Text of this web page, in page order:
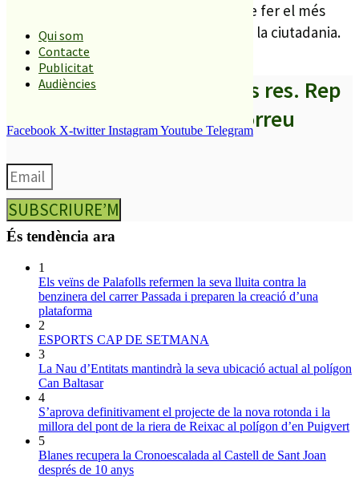
Qui som
Contacte
Publicitat
Audiències
Facebook X-twitter InstagramYoutube Telegram
amb la voluntat de fer el més
fàcil possible aquest accés per part de la ciutadania.
A partir d’ara no et perdis res. Rep
els titulars al teu correu
SUBSCRIURE’M
És tendència ara
1
Els veïns de Palafolls refermen la seva lluita contra la
benzinera del carrer Passada i preparen la creació d’una
plataforma
2
ESPORTS CAP DE SETMANA
3
La Nau d’Entitats mantindrà la seva ubicació actual al polígon
Can Baltasar
4
S’aprova definitivament el projecte de la nova rotonda i la
millora del pont de la riera de Reixac al polígon d’en Puigvert
5
Blanes recupera la Cronoescalada al Castell de Sant Joan
després de 10 anys